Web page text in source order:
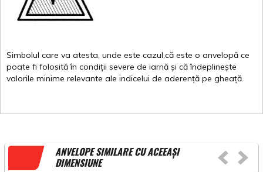
Simbolul care va atesta, unde este cazul,că este o anvelopă ce
poate fi folosită în condiții severe de iarnă și că îndeplinește
valorile minime relevante ale indicelui de aderență pe gheață.
ANVELOPE SIMILARE CU ACEEAȘI
DIMENSIUNE